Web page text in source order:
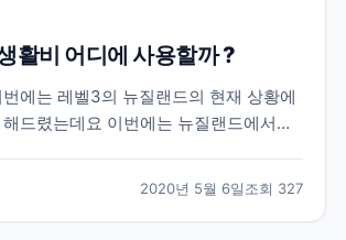
활비 어디에 사용할까 ?
에는 레벨3의 뉴질랜드의 현재 상황에
드렸는데요 이번에는 뉴질랜드에서의
경을 많이 쓰게 되는 부분 중에 하나죠 ?
한 부분이 아닐까 싶네요. 제...
2020년 5월 6일조회 327